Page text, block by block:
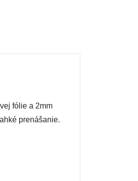
fólie a 2mm
prenášanie.